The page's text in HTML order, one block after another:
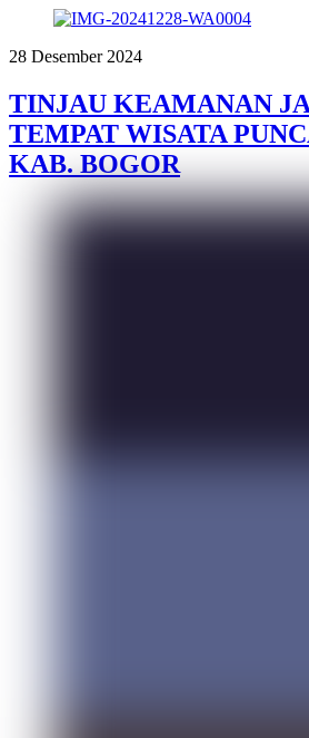
28 Desember 2024
TINJAU KEAMANAN
TEMPAT WISATA
KAB. BOGOR